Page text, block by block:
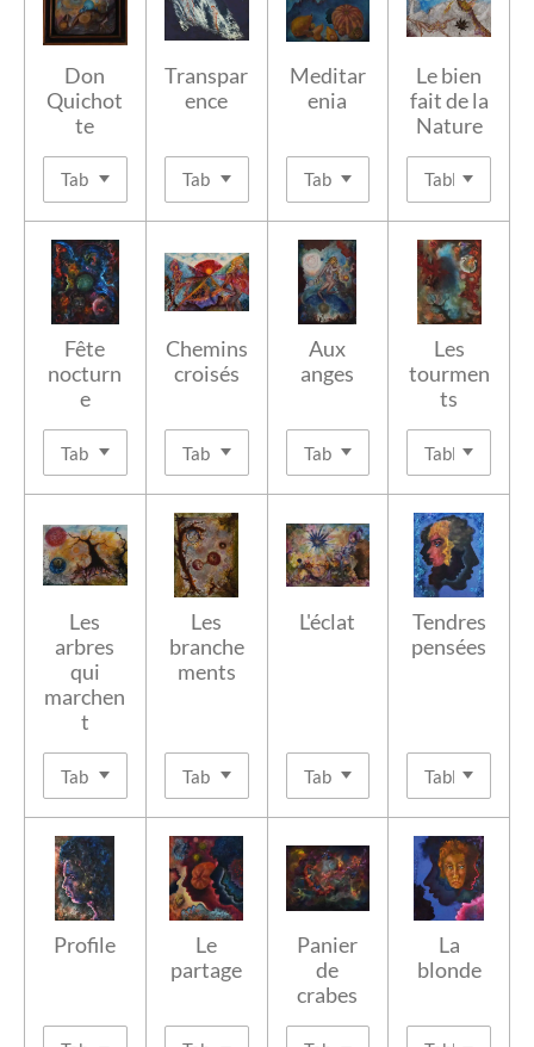
Don
Quichot
te
Transpar
ence
Meditar
enia
Le bien
fait de la
Nature
Fête
nocturn
e
Chemins
croisés
Aux
anges
Les
tourmen
ts
Les
arbres
qui
marchen
t
Les
branche
ments
L'éclat
Tendres
pensées
Profile
Le
partage
Panier
de
crabes
La
blonde